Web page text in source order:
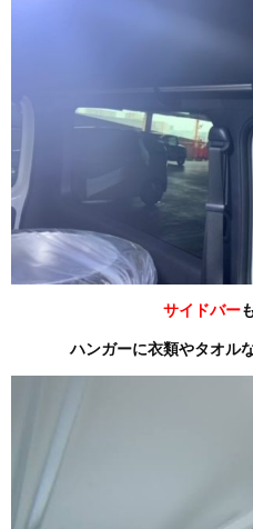
サイドバー
ハンガーに衣類やタオル